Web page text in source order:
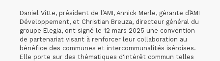
Daniel Vitte, président de l’AMI, Annick Merle, gérante d’AMI
Développement, et Christian Breuza, directeur général du
groupe Elegia, ont signé le 12 mars 2025 une convention
de partenariat visant à renforcer leur collaboration au
bénéfice des communes et intercommunalités iséroises.
Elle porte sur des thématiques d'intérêt commun telles